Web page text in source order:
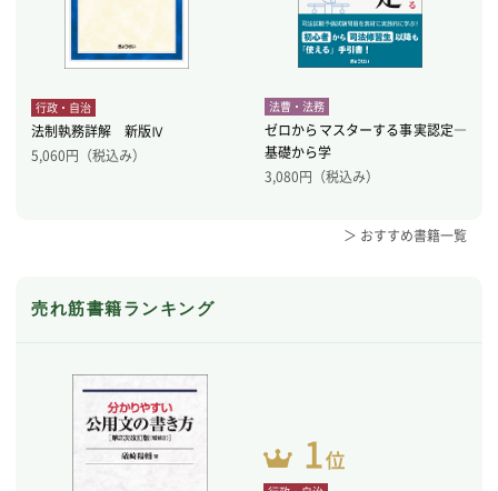
行政・自治
法制執務詳解 新版Ⅳ
5,060円（税込み）
法曹・法務
ゼロからマスターする事実認定―
基礎から学
3,080円（税込み）
＞ おすすめ書籍一覧
売れ筋書籍ランキング